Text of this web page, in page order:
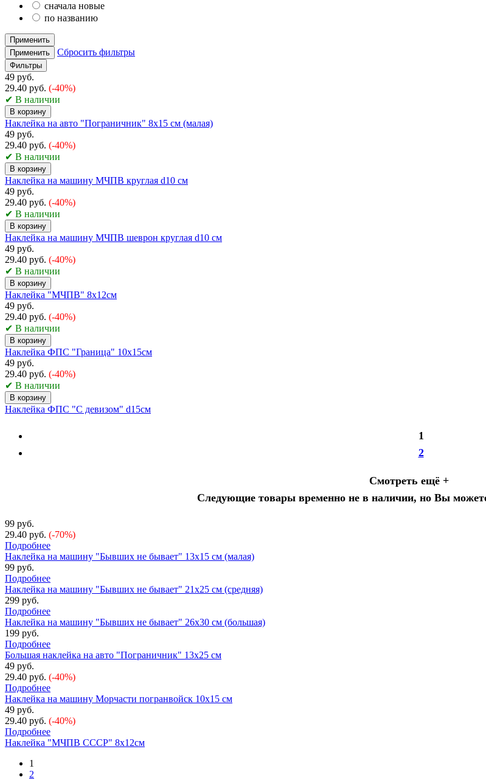
сначала новые
по названию
Применить
Применить
Сбросить фильтры
Фильтры
49 руб.
29.40 руб. (-40%)
✔ В наличии
В корзину
Наклейка на авто "Пограничник" 8х15 см (малая)
49 руб.
29.40 руб. (-40%)
✔ В наличии
В корзину
Наклейка на машину МЧПВ круглая d10 см
49 руб.
29.40 руб. (-40%)
✔ В наличии
В корзину
Наклейка на машину МЧПВ шеврон круглая d10 см
49 руб.
29.40 руб. (-40%)
✔ В наличии
В корзину
Наклейка "МЧПВ" 8х12см
49 руб.
29.40 руб. (-40%)
✔ В наличии
В корзину
Наклейка ФПС "Граница" 10х15см
49 руб.
29.40 руб. (-40%)
✔ В наличии
В корзину
Наклейка ФПС "С девизом" d15см
1
2
Смотреть ещё +
Следующие товары временно не в наличии, но Вы можете
99 руб.
29.40 руб. (-70%)
Подробнее
Наклейка на машину "Бывших не бывает" 13х15 см (малая)
99 руб.
Подробнее
Наклейка на машину "Бывших не бывает" 21х25 см (средняя)
299 руб.
Подробнее
Наклейка на машину "Бывших не бывает" 26х30 см (большая)
199 руб.
Подробнее
Большая наклейка на авто "Пограничник" 13х25 см
49 руб.
29.40 руб. (-40%)
Подробнее
Наклейка на машину Морчасти погранвойск 10х15 см
49 руб.
29.40 руб. (-40%)
Подробнее
Наклейка "МЧПВ СССР" 8х12см
1
2